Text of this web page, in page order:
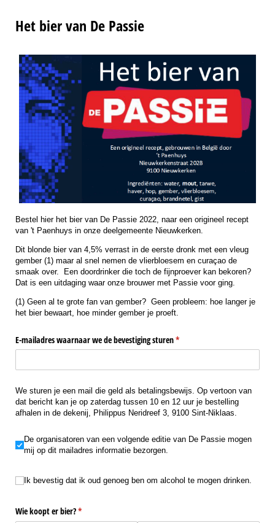
Het bier van De Passie
Bestel hier het bier van De Passie 2022, naar een origineel recept
van 't Paenhuys in onze deelgemeente Nieuwkerken.
Dit blonde bier van 4,5% verrast in de eerste dronk met een vleug
gember (1) maar al snel nemen de vlierbloesem en curaçao de
smaak over. Een doordrinker die toch de fijnproever kan bekoren?
Dat is een uitdaging waar onze brouwer met Passie voor ging.
(1) Geen al te grote fan van gember? Geen probleem: hoe langer je
het bier bewaart, hoe minder gember je proeft.
E-mailadres waarnaar we de bevestiging sturen*
(is vereist)
We sturen je een mail die geld als betalingsbewijs. Op vertoon van
dat bericht kan je op zaterdag tussen 10 en 12 uur je bestelling
afhalen in de dekenij, Philippus Neridreef 3, 9100 Sint-Niklaas.
De organisatoren van een volgende editie van De Passie mogen mij op dit
De organisatoren van een volgende editie van De Passie mogen
mij op dit mailadres informatie bezorgen.
Ik bevestig dat ik oud genoeg ben om alcohol te mogen drinken.
Ik bevestig dat ik oud genoeg ben om alcohol te mogen drinken.
Wie koopt er bier?*
(is vereist)